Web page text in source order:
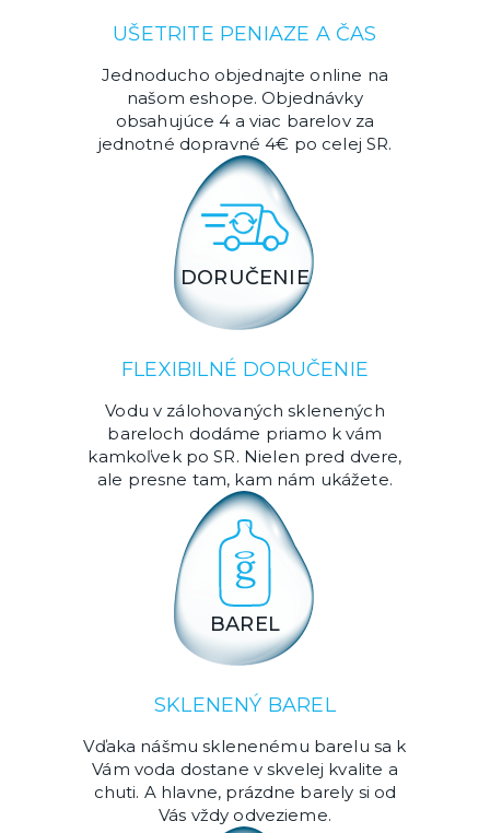
UŠETRITE PENIAZE A ČAS
Jednoducho objednajte online na
našom eshope. Objednávky
obsahujúce 4 a viac barelov za
jednotné dopravné 4€ po celej SR.
DORUČENIE
FLEXIBILNÉ DORUČENIE
Vodu v zálohovaných sklenených
bareloch dodáme priamo k vám
kamkoľvek po SR. Nielen pred dvere,
ale presne tam, kam nám ukážete.
BAREL
SKLENENÝ BAREL
Vďaka nášmu sklenenému barelu sa k
Vám voda dostane v skvelej kvalite a
chuti. A hlavne, prázdne barely si od
Vás vždy odvezieme.